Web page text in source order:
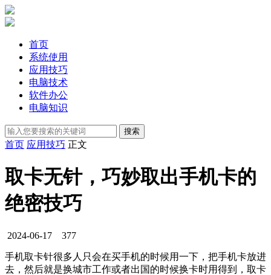
首页
系统使用
应用技巧
电脑技术
软件办公
电脑知识
首页 应用技巧 正文
取卡无针，巧妙取出手机卡的
绝密技巧
2024-06-17 377
手机取卡针很多人只会在买手机的时候用一下，把手机卡放进
去，然后就是换城市工作或者出国的时候换卡时用得到，取卡